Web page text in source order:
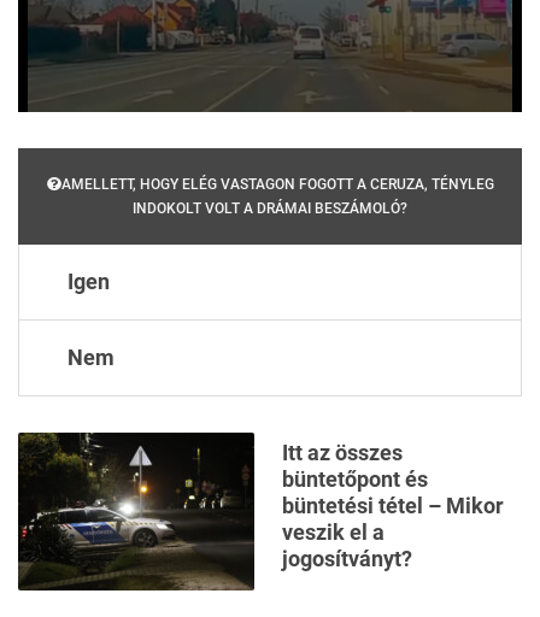
seconds
AMELLETT, HOGY ELÉG VASTAGON FOGOTT A CERUZA, TÉNYLEG
INDOKOLT VOLT A DRÁMAI BESZÁMOLÓ?
Igen
Nem
Itt az összes
büntetőpont és
büntetési tétel – Mikor
veszik el a
jogosítványt?